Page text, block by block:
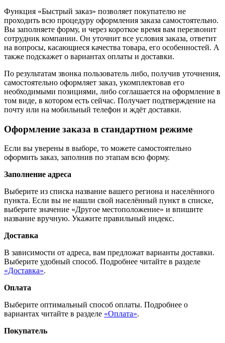
Функция «Быстрый заказ» позволяет покупателю не
проходить всю процедуру оформления заказа самостоятельно.
Вы заполняете форму, и через короткое время вам перезвонит
сотрудник компании. Он уточнит все условия заказа, ответит
на вопросы, касающиеся качества товара, его особенностей. А
также подскажет о вариантах оплаты и доставки.
По результатам звонка пользователь либо, получив уточнения,
самостоятельно оформляет заказ, укомплектовав его
необходимыми позициями, либо соглашается на оформление в
том виде, в котором есть сейчас. Получает подтверждение на
почту или на мобильный телефон и ждёт доставки.
Оформление заказа в стандартном режиме
Если вы уверены в выборе, то можете самостоятельно
оформить заказ, заполнив по этапам всю форму.
Заполнение адреса
Выберите из списка название вашего региона и населённого
пункта. Если вы не нашли свой населённый пункт в списке,
выберите значение «Другое местоположение» и впишите
название вручную. Укажите правильный индекс.
Доставка
В зависимости от адреса, вам предложат варианты доставки.
Выберите удобный способ. Подробнее читайте в разделе
«Доставка».
Оплата
Выберите оптимальный способ оплаты. Подробнее о
вариантах читайте в разделе «Оплата».
Покупатель